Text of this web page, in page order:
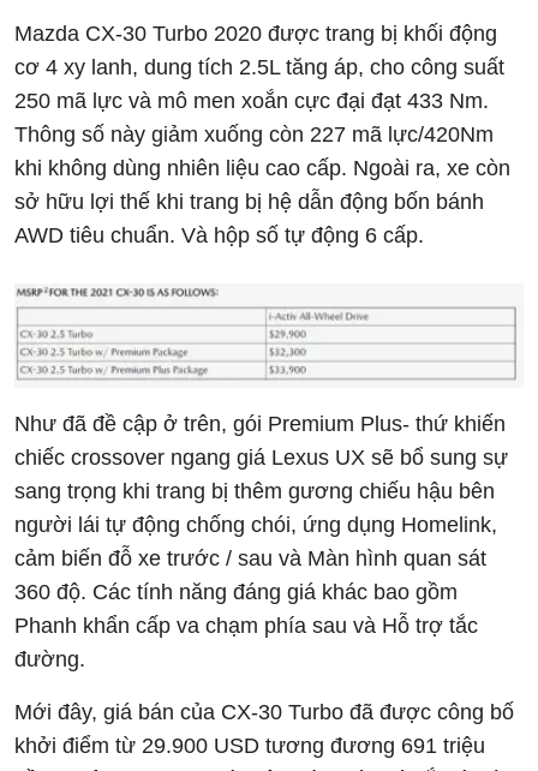
Mazda CX-30 Turbo 2020 được trang bị khối động
cơ 4 xy lanh, dung tích 2.5L tăng áp, cho công suất
250 mã lực và mô men xoắn cực đại đạt 433 Nm.
Thông số này giảm xuống còn 227 mã lực/420Nm
khi không dùng nhiên liệu cao cấp. Ngoài ra, xe còn
sở hữu lợi thế khi trang bị hệ dẫn động bốn bánh
AWD tiêu chuẩn. Và hộp số tự động 6 cấp.
Như đã đề cập ở trên, gói Premium Plus- thứ khiến
chiếc crossover ngang giá Lexus UX sẽ bổ sung sự
sang trọng khi trang bị thêm gương chiếu hậu bên
người lái tự động chống chói, ứng dụng Homelink,
cảm biến đỗ xe trước / sau và Màn hình quan sát
360 độ. Các tính năng đáng giá khác bao gồm
Phanh khẩn cấp va chạm phía sau và Hỗ trợ tắc
đường.
Mới đây, giá bán của CX-30 Turbo đã được công bố
khởi điểm từ 29.900 USD tương đương 691 triệu